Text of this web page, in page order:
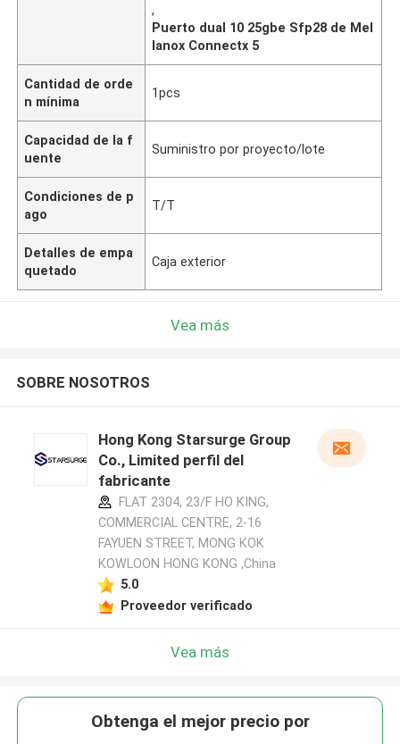
,
Puerto dual 10 25gbe Sfp28 de Mel
lanox Connectx 5
Cantidad de orde
n mínima
1pcs
Capacidad de la f
uente
Suministro por proyecto/lote
Condiciones de p
ago
T/T
Detalles de empa
quetado
Caja exterior
Vea más
SOBRE NOSOTROS
Hong Kong Starsurge Group
Co., Limited perfil del
fabricante
FLAT 2304, 23/F HO KING,
COMMERCIAL CENTRE, 2-16
FAYUEN STREET, MONG KOK
KOWLOON HONG KONG ,China
5.0
Proveedor verificado
Vea más
Obtenga el mejor precio por